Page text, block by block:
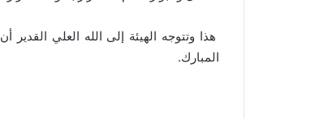
هذا وتتوجه الهيئة إلى الله العلي
المبارك.